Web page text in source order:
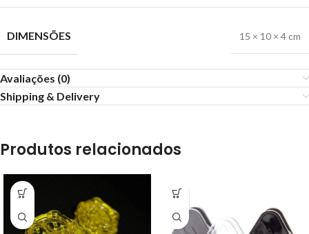
DIMENSÕES 15 × 10 × 4 cm
Avaliações (0)
Shipping & Delivery
Produtos relacionados